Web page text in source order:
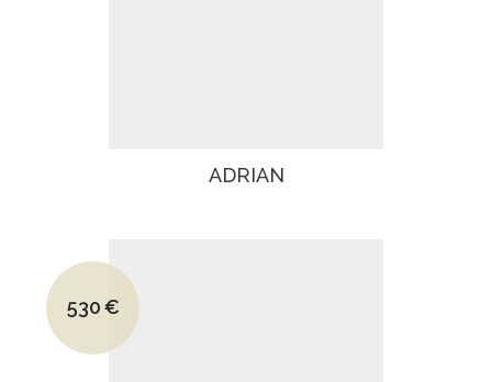
ADRIAN
Le prix initial était : 760€.
530€
Le prix actuel est : 530€.